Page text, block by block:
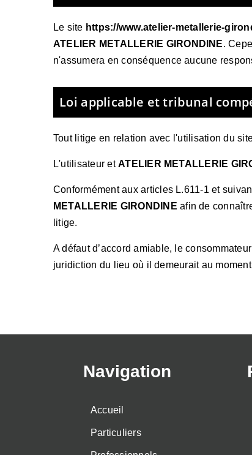
Le site https://www.atelier-metallerie-
ATELIER METALLERIE GIRONDINE.
n'assumera en conséquence aucune
Loi applicable et tribunal
Tout litige en relation avec l'utilisation du
L'utilisateur etATELIER METALLERIE
Conformément aux articles L.611-1 et
METALLERIE GIRONDINE afin de
litige.
A défaut d’accord amiable, le
juridiction du lieu où il demeurait au
Navigation
Accueil
Particuliers